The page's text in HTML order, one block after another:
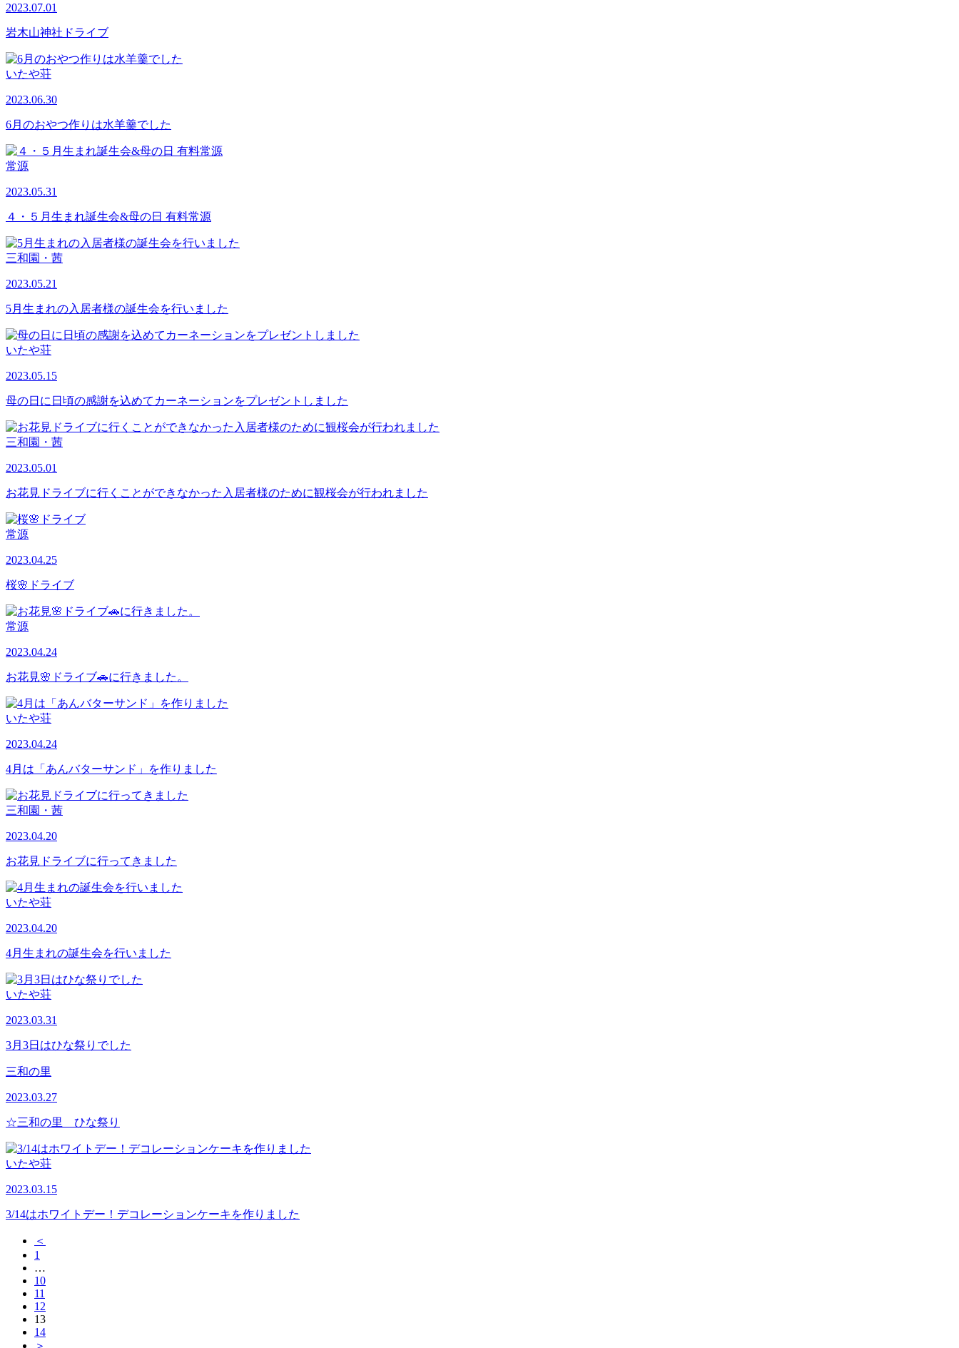
2023.07.01
岩木山神社ドライブ
いたや荘
2023.06.30
6月のおやつ作りは水羊羹でした
常源
2023.05.31
４・５月生まれ誕生会&母の日 有料常源
三和園・茜
2023.05.21
5月生まれの入居者様の誕生会を行いました
いたや荘
2023.05.15
母の日に日頃の感謝を込めてカーネーションをプレゼントしました
三和園・茜
2023.05.01
お花見ドライブに行くことができなかった入居者様のために観桜会が行われました
常源
2023.04.25
桜🌸ドライブ
常源
2023.04.24
お花見🌸ドライブ🚗に行きました。
いたや荘
2023.04.24
4月は「あんバターサンド」を作りました
三和園・茜
2023.04.20
お花見ドライブに行ってきました
いたや荘
2023.04.20
4月生まれの誕生会を行いました
いたや荘
2023.03.31
3月3日はひな祭りでした
三和の里
2023.03.27
☆三和の里 ひな祭り
いたや荘
2023.03.15
3/14はホワイトデー！デコレーションケーキを作りました
＜
1
…
10
11
12
13
14
＞